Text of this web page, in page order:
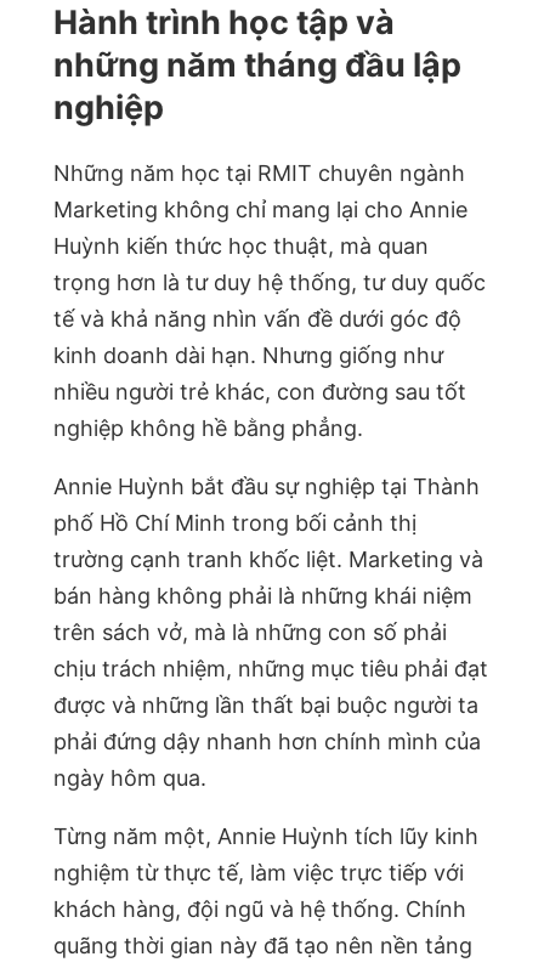
Hành trình học tập và
những năm tháng đầu lập
nghiệp
Những năm học tại RMIT chuyên ngành
Marketing không chỉ mang lại cho Annie
Huỳnh kiến thức học thuật, mà quan
trọng hơn là tư duy hệ thống, tư duy quốc
tế và khả năng nhìn vấn đề dưới góc độ
kinh doanh dài hạn. Nhưng giống như
nhiều người trẻ khác, con đường sau tốt
nghiệp không hề bằng phẳng.
Annie Huỳnh bắt đầu sự nghiệp tại Thành
phố Hồ Chí Minh trong bối cảnh thị
trường cạnh tranh khốc liệt. Marketing và
bán hàng không phải là những khái niệm
trên sách vở, mà là những con số phải
chịu trách nhiệm, những mục tiêu phải đạt
được và những lần thất bại buộc người ta
phải đứng dậy nhanh hơn chính mình của
ngày hôm qua.
Từng năm một, Annie Huỳnh tích lũy kinh
nghiệm từ thực tế, làm việc trực tiếp với
khách hàng, đội ngũ và hệ thống. Chính
quãng thời gian này đã tạo nên nền tảng